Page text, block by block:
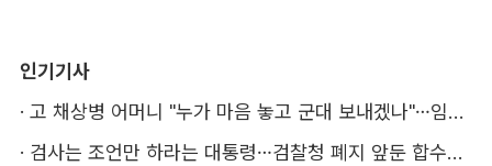
인기기사
·
고 채상병 어머니 "누가 마음 놓고 군대 보내겠나"…임성근 징역 3년에 분통
·
검사는 조언만 하라는 대통령…검찰청 폐지 앞둔 합수본 '딜레마'